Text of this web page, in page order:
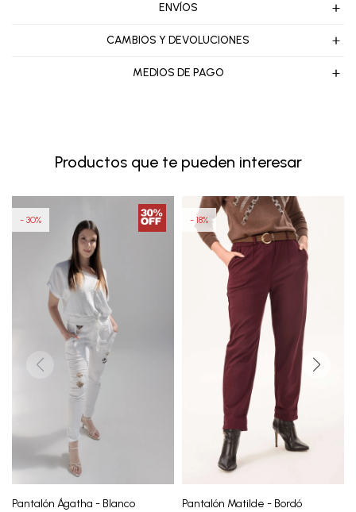
ENVÍOS
CAMBIOS Y DEVOLUCIONES
MEDIOS DE PAGO
Productos que te pueden interesar
Pantalón Ágatha - Blanco
30
Pantalón Matilde - Bordó
18